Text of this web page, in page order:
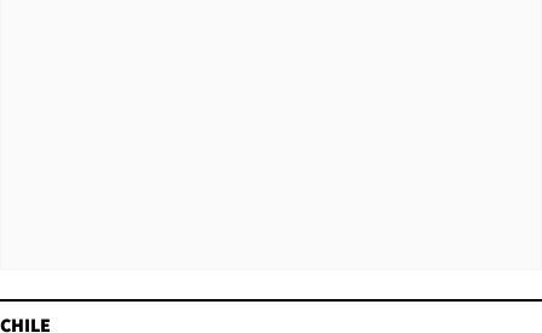
CHILE